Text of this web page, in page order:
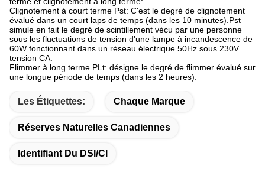
Clignotement à court terme Pst: C'est le degré de clignotement
évalué dans un court laps de temps (dans les 10 minutes).Pst
simule en fait le degré de scintillement vécu par une personne
sous les fluctuations de tension d'une lampe à incandescence de
60W fonctionnant dans un réseau électrique 50Hz sous 230V
tension CA.
Flimmer à long terme PLt: désigne le degré de flimmer évalué sur
une longue période de temps (dans les 2 heures).
Les Étiquettes: Chaque Marque
Réserves Naturelles Canadiennes
Identifiant Du DSI/CI